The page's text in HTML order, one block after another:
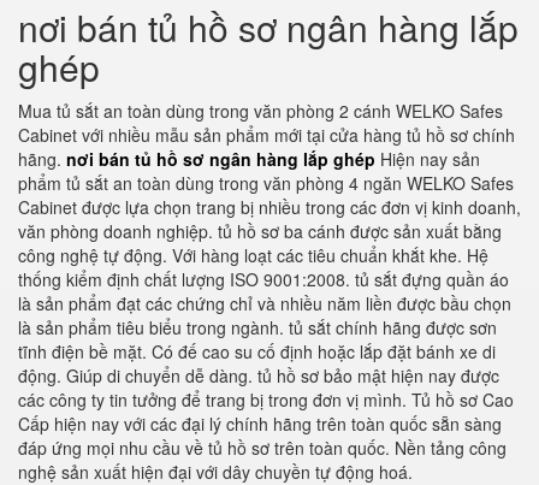
nơi bán tủ hồ sơ ngân hàng lắp
ghép
Mua tủ sắt an toàn dùng trong văn phòng 2 cánh WELKO Safes
Cabinet với nhiều mẫu sản phẩm mới tại cửa hàng tủ hồ sơ chính
hãng. nơi bán tủ hồ sơ ngân hàng lắp ghép Hiện nay sản
phẩm tủ sắt an toàn dùng trong văn phòng 4 ngăn WELKO Safes
Cabinet được lựa chọn trang bị nhiều trong các đơn vị kinh doanh,
văn phòng doanh nghiệp. tủ hồ sơ ba cánh được sản xuất bằng
công nghệ tự động. Với hàng loạt các tiêu chuẩn khắt khe. Hệ
thống kiểm định chất lượng ISO 9001:2008. tủ sắt đựng quần áo
là sản phẩm đạt các chứng chỉ và nhiều năm liền được bầu chọn
là sản phẩm tiêu biểu trong ngành. tủ sắt chính hãng được sơn
tĩnh điện bề mặt. Có đế cao su cố định hoặc lắp đặt bánh xe di
động. Giúp di chuyển dễ dàng. tủ hồ sơ bảo mật hiện nay được
các công ty tin tưởng để trang bị trong đơn vị mình. Tủ hồ sơ Cao
Cấp hiện nay với các đại lý chính hãng trên toàn quốc sẵn sàng
đáp ứng mọi nhu cầu về tủ hồ sơ trên toàn quốc. Nền tảng công
nghệ sản xuất hiện đại với dây chuyền tự động hoá.